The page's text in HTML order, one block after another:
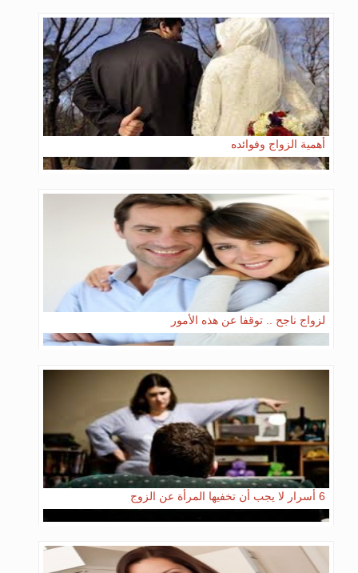
أهمية الزواج وفوائده
لزواج ناجح .. توقفا عن هذه الأمور
6 أسرار لا يجب أن تخفيها المرأة عن الزوج